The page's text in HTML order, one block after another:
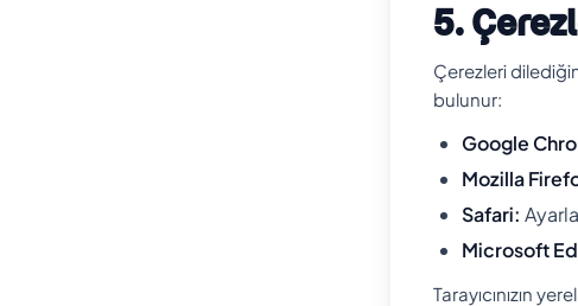
5.
Çerezleri
bulunur:
Google
Mozilla
Safari:
Microsoft
Tarayıcınızın